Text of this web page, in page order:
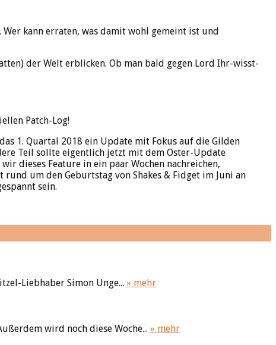
kann erraten, was damit wohl gemeint ist und
der Welt erblicken. Ob man bald gegen Lord Ihr-wisst-
Patch-Log!
1. Quartal 2018 ein Update mit Fokus auf die Gilden
Teil sollte eigentlich jetzt mit dem Oster-Update
dieses Feature in ein paar Wochen nachreichen,
um den Geburtstag von Shakes & Fidget im Juni an
sein.
Liebhaber Simon Unge... » mehr
wird noch diese Woche... » mehr